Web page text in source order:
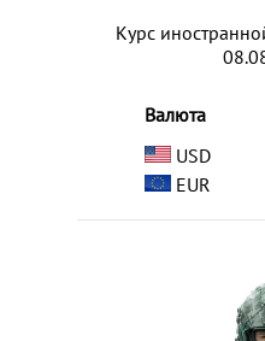
Курс
Валюта
USD
EUR